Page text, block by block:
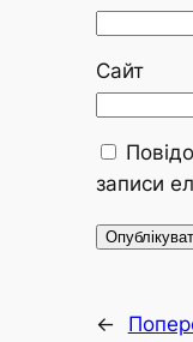
Сайт
записи
←